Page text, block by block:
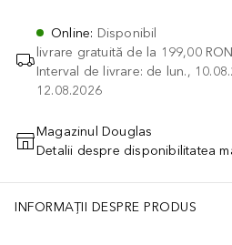
Online: Disponibil
livrare gratuită de la 199,00 RON
Interval de livrare: de lun.,
12.08.2026
ADĂUGAȚI ÎN
Magazinul Douglas
Detalii despre disponibilitatea
INFORMAȚII DESPRE PRODUS